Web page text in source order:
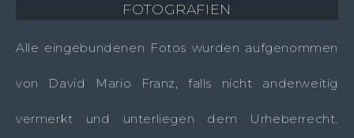
FOTOGRAFIEN
Alle eingebundenen Fotos wurden aufgenommen
von David Mario Franz, falls nicht anderweitig
vermerkt und unterliegen dem Urheberrecht.